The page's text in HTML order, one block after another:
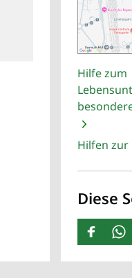
Hilfe zum
Hilfen zur
Diese